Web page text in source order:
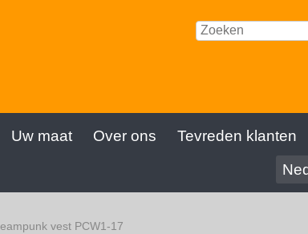
Uw maat Over ons
Tevreden klanten
vest PCW1-17